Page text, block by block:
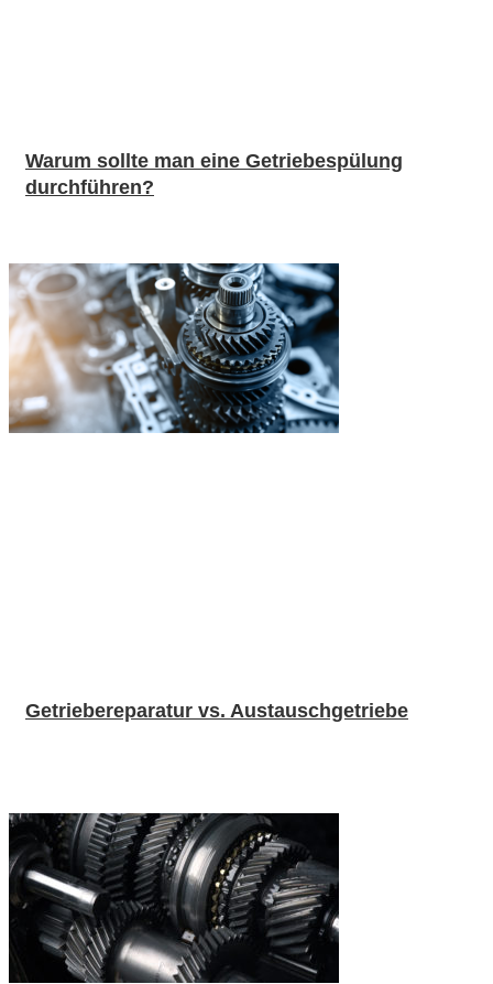
Warum sollte man eine Getriebespülung
durchführen?
Getriebereparatur vs. Austauschgetriebe